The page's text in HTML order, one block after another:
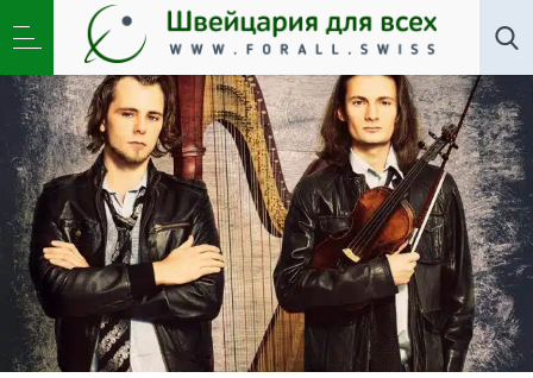
Искусство»
«Фильм, фильм, фильм». Арфист Саша
Болдачев и скрипач Александр Кузнецов